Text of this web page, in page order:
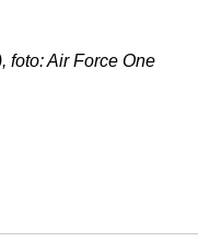
foto: Air Force One